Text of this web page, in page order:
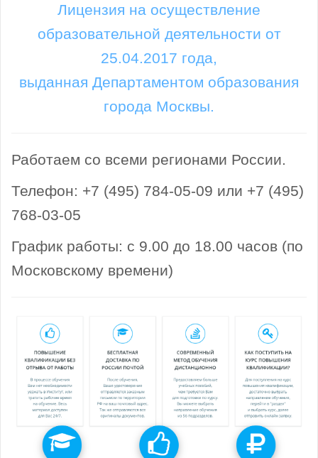
Лицензия на осуществление
образовательной деятельности от
25.04.2017 года,
выданная Департаментом образования
города Москвы.
Работаем со всеми регионами России.
Телефон: +7 (495) 784-05-09 или +7 (495)
768-03-05
График работы: с 9.00 до 18.00 часов (по
Московскому времени)